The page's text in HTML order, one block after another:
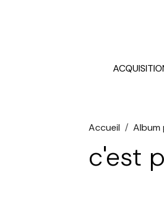
Accueil
c'est